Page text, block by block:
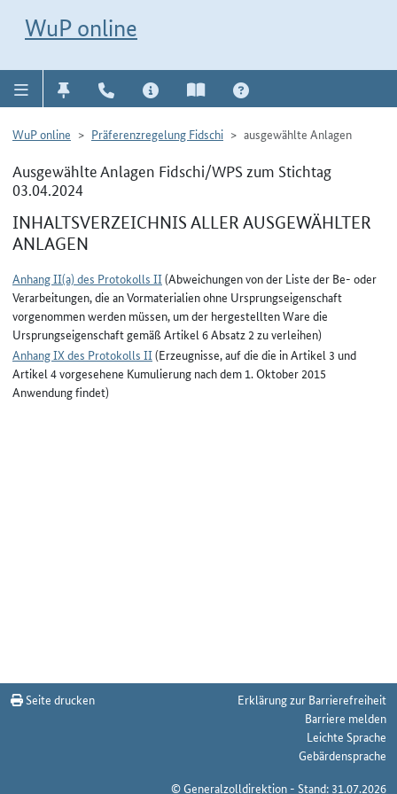
WuP online
WuP online Präferenzregelung Fidschi ausgewählte Anlagen
Ausgewählte Anlagen Fidschi/WPS zum Stichtag
03.04.2024
INHALTSVERZEICHNIS ALLER AUSGEWÄHLTER
ANLAGEN
Anhang II(a) des Protokolls II(Abweichungen von der Liste der Be- oder
Verarbeitungen, die an Vormaterialien ohne Ursprungseigenschaft
vorgenommen werden müssen, um der hergestellten Ware die
Ursprungseigenschaft gemäß Artikel 6 Absatz 2 zu verleihen)
Anhang IX des Protokolls II(Erzeugnisse, auf die die in Artikel 3 und
Artikel 4 vorgesehene Kumulierung nach dem 1. Oktober 2015
Anwendung findet)
Seite drucken
Erklärung zur Barrierefreiheit
Barriere melden
Leichte Sprache
Gebärdensprache
© Generalzolldirektion - Stand: 31.07.2026